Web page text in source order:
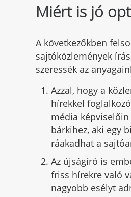
Miért is jó
A következőkben
sajtóközlemények
szeressék az
Azzal, hogy a
hírekkel
média
bárkihez, aki egy
ráakadhat a
Az újságíró is
friss hírekre való
nagyobb esélyt